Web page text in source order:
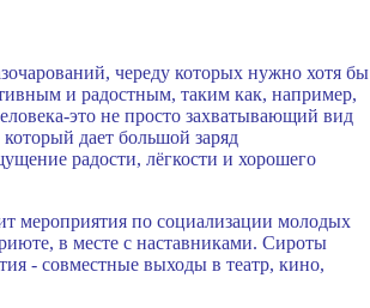
череду которых нужно хотя бы
и радостным, таким как, например,
это не просто захватывающий вид
дает большой заряд
радости, лёгкости и хорошего
мероприятия по социализации молодых
в месте с наставниками. Сироты
- совместные выходы в театр, кино,